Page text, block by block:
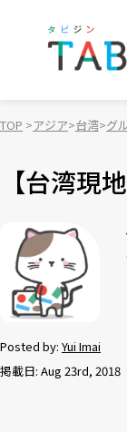
TOP アジア 台湾 グ
【台湾現
Posted by: Yui Imai
掲載日: Aug 23rd, 2018